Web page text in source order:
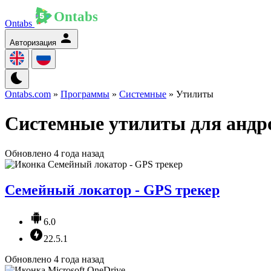
Ontabs
Авторизация
Ontabs.com » Программы » Системные » Утилиты
Системные утилиты для
Обновлено 4 года назад
Семейный локатор - GPS трекер
6.0
22.5.1
Обновлено 4 года назад